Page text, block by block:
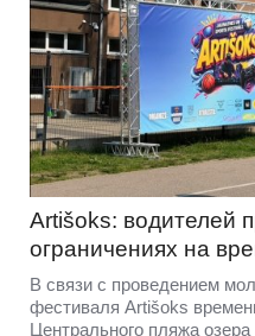
Artišoks: водителей
ограничениях на
В связи с проведением
фестиваля Artišoks
Центрального пляжа